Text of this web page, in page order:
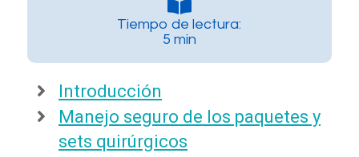
Tiempo de lectura:
5 min
Introducción
Manejo seguro de los paquetes y
sets quirúrgicos